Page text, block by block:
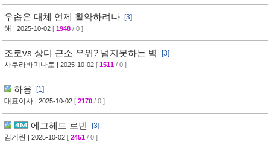
우솝은 대체 언제 활약하려나
[3]
해 | 2025-10-02 [ 1948 / 0 ]
조로vs 상디 근소 우위? 넘지못하는 벽
[3]
사쿠라바미나토 | 2025-10-02 [ 1511 / 0 ]
하응
[1]
대표이사 | 2025-10-02 [ 2170 / 0 ]
에그헤드 로빈
[3]
김계란 | 2025-10-02 [ 2451 / 0 ]